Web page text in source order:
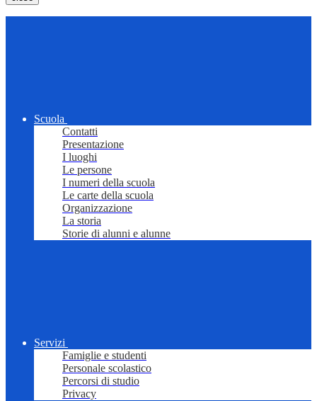
Scuola
Contatti
Presentazione
I luoghi
Le persone
I numeri della scuola
Le carte della scuola
Organizzazione
La storia
Storie di alunni e alunne
Servizi
Famiglie e studenti
Personale scolastico
Percorsi di studio
Privacy